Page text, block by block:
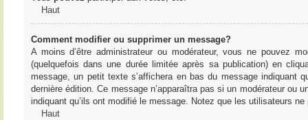
Haut
Comment modifier ou supprimer un message?
A moins d’être administrateur ou modérateur, vous ne pouvez
(quelquefois dans une durée limitée après sa publication) en
message, un petit texte s’affichera en bas du message indiquant
dernière édition. Ce message n’apparaîtra pas si un modérateur
indiquant qu’ils ont modifié le message. Notez que les utilisateurs
Haut